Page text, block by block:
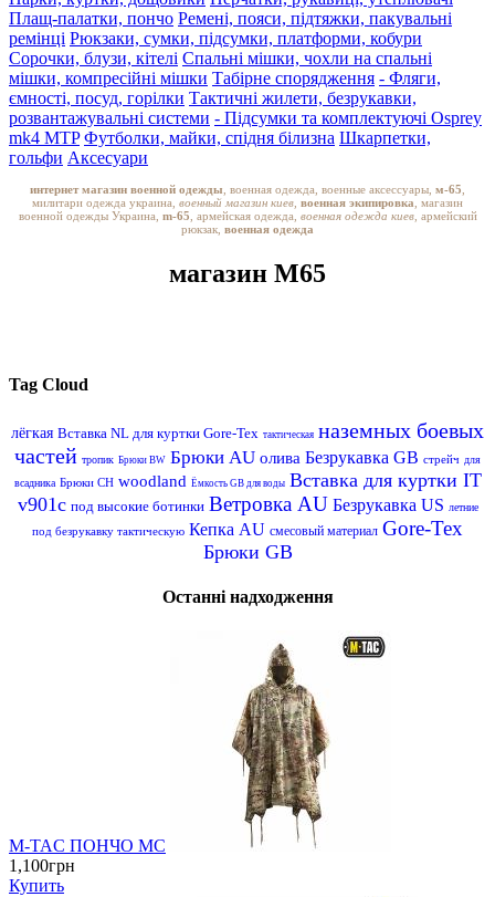
Плащ-палатки, пончо Ремені, пояси, підтяжки, пакувальні
ремінці Рюкзаки, сумки, підсумки, платформи, кобури
Сорочки, блузи, кітелі Спальні мішки, чохли на спальні
мішки, компресійні мішки Табірне спорядження - Фляги,
ємності, посуд, горілки Тактичні жилети, безрукавки,
розвантажувальні системи - Підсумки та комплектуючі Osprey
mk4 MTP Футболки, майки, спідня білизна Шкарпетки,
гольфи Аксесуари
интернет магазин военной одежды , военная одежда, военные аксессуары, м-65
милитари одежда украина, военный магазин киев, военная экипировка , магазин
военной одежды Украина, m-65 , армейская одежда, военная одежда киев, армейский
рюкзак, военная одежда
магазин M65
Tag Cloud
лёгкая Вставка NL для куртки Gore-Tex тактическая наземных боевых
частей тропик Брюки BW Брюки AU олива Безрукавка GB стрейч для
всадника Брюки CH woodland Ёмкость GB для воды Вставка для куртки IT
v901c под высокие ботинки Ветровка AU Безрукавка US летние
под безрукавку тактическую Кепка AU смесовый материал Gore-Tex
Брюки GB
Останні надходження
M-TAC ПОНЧО MC
1,100грн
Купить